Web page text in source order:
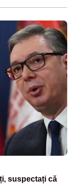
suspectați că